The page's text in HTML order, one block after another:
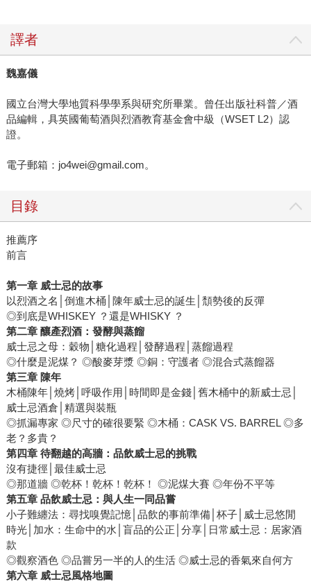
譯者
魏嘉儀
國立台灣大學地質科學學系與研究所畢業。曾任出版社科普／酒
品編輯，具英國葡萄酒與烈酒教育基金會中級（WSET L2）認
證。
電子郵箱：jo4wei@gmail.com。
目錄
推薦序
前言
第一章 威士忌的故事
以烈酒之名│倒進木桶│陳年威士忌的誕生│頹勢後的反彈
◎到底是WHISKEY ？還是WHISKY ？
第二章 釀產烈酒：發酵與蒸餾
威士忌之母：穀物│糖化過程│發酵過程│蒸餾過程
◎什麼是泥煤？ ◎酸麥芽漿 ◎銅：守護者 ◎混合式蒸餾器
第三章 陳年
木桶陳年│燒烤│呼吸作用│時間即是金錢│舊木桶中的新威士忌│
威士忌酒倉│精選與裝瓶
◎抓漏專家 ◎尺寸的確很要緊 ◎木桶：CASK VS. BARREL ◎多
老？多貴？
第四章 待翻越的高牆：品飲威士忌的挑戰
沒有捷徑│最佳威士忌
◎那道牆 ◎乾杯！乾杯！乾杯！ ◎泥煤大賽 ◎年份不平等
第五章 品飲威士忌：與人生一同品嘗
小子難纏法：尋找嗅覺記憶│品飲的事前準備│杯子│威士忌悠閒
時光│加水：生命中的水│盲品的公正│分享│日常威士忌：居家酒
款
◎觀察酒色 ◎品嘗另一半的人的生活 ◎威士忌的香氣來自何方
第六章 威士忌風格地圖